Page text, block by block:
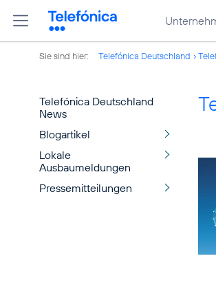
Sie sind hier: Telefónica Deutschland
Telefónica Deutschland
News
Blogartikel
Lokale
Ausbaumeldungen
Pressemitteilungen